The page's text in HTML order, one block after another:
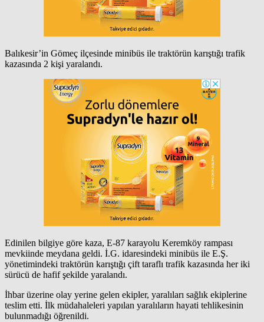
Balıkesir’in Gömeç ilçesinde minibüs ile traktörün karıştığı trafik
kazasında 2 kişi yaralandı.
Edinilen bilgiye göre kaza, E-87 karayolu Keremköy rampası
mevkiinde meydana geldi. İ.G. idaresindeki minibüs ile E.Ş.
yönetimindeki traktörün karıştığı çift taraflı trafik kazasında her iki
sürücü de hafif şekilde yaralandı.
İhbar üzerine olay yerine gelen ekipler, yaralıları sağlık ekiplerine
teslim etti. İlk müdahaleleri yapılan yaralıların hayati tehlikesinin
bulunmadığı öğrenildi.